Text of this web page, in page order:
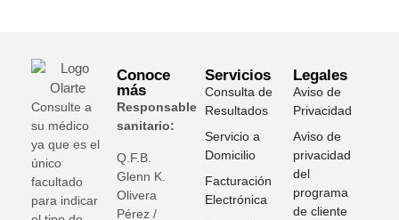
Consulte a
su médico
ya que es el
único
facultado
para indicar
Conoce
más
Responsable
sanitario:
Q.F.B.
Glenn K
Olivera
Pérez /
Servicios
Consulta de
Resultados
Servicio a
Domicilio
Facturación
Electrónica
Legales
Aviso de
Privacidad
Aviso de
privacidad
del
programa
de cliente